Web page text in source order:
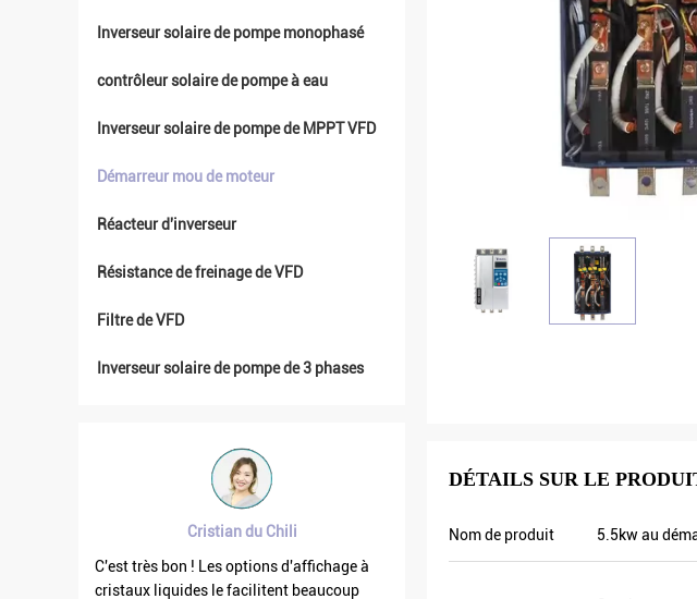
Inverseur solaire de pompe monophasé
contrôleur solaire de pompe à eau
Inverseur solaire de pompe de MPPT VFD
Démarreur mou de moteur
Réacteur d'inverseur
Résistance de freinage de VFD
Filtre de VFD
Inverseur solaire de pompe de 3 phases
Brahim assad de Syrie
La fréquence de la sortie VFD500 est stable
quand les autres flottent. Également le
Tayfun de Turquie
l'inverseur solaire de pompe est
DÉTAILS SUR LE
Nom de produit 5.5kw au